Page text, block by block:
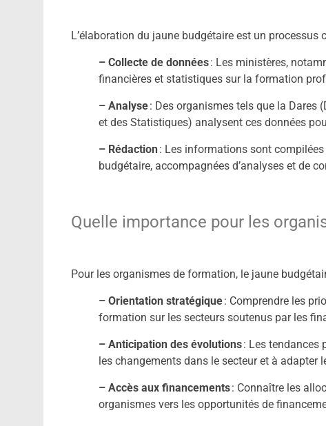
L’élaboration du jaune budgétaire est un
– Collecte de données: Les ministères,
financières et statistiques sur la formation
– Analyse: Des organismes tels que la Dares
et des Statistiques) analysent ces données
– Rédaction: Les informations sont
budgétaire, accompagnées d’analyses et de
Quelle importance pour les
Pour les organismes de formation, le jaune
– Orientation stratégique: Comprendre les
formation sur les secteurs soutenus par les
– Anticipation des évolutions: Les tendances
les changements dans le secteur et à adapter
– Accès aux financements: Connaître les
organismes vers les opportunités de